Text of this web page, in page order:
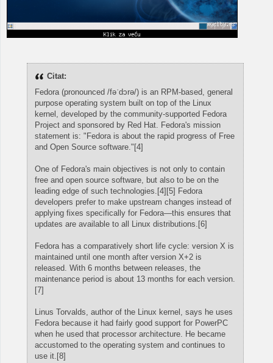
Citat:
Fedora (pronounced /fəˈdɔrə/) is an RPM-based, general
purpose operating system built on top of the Linux
kernel, developed by the community-supported Fedora
Project and sponsored by Red Hat. Fedora's mission
statement is: "Fedora is about the rapid progress of Free
and Open Source software."[4]
One of Fedora's main objectives is not only to contain
free and open source software, but also to be on the
leading edge of such technologies.[4][5] Fedora
developers prefer to make upstream changes instead of
applying fixes specifically for Fedora—this ensures that
updates are available to all Linux distributions.[6]
Fedora has a comparatively short life cycle: version X is
maintained until one month after version X+2 is
released. With 6 months between releases, the
maintenance period is about 13 months for each version.
[7]
Linus Torvalds, author of the Linux kernel, says he uses
Fedora because it had fairly good support for PowerPC
when he used that processor architecture. He became
accustomed to the operating system and continues to
use it.[8]